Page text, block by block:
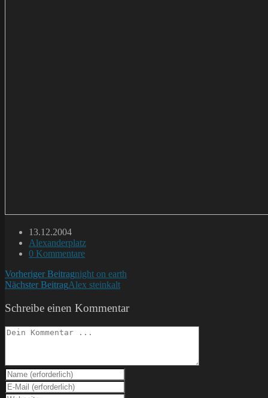
Beitrag
veröffentlicht:
13.12.2004
Beitrags-
Kategorie:
Alexanderplatz
Beitrags-
0 Kommentare
Weitere
Artikel
ansehen
Vorheriger Beitragnight on earth
Nächster BeitragAlex steinkalt
Schreibe einen Kommentar
Kommentieren
Gib
deinen
Namen
Gib
deine